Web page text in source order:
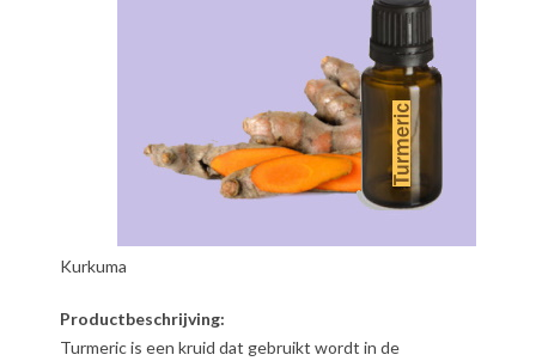
Kurkuma
Productbeschrijving:
Turmeric is een kruid dat gebruikt wordt in de